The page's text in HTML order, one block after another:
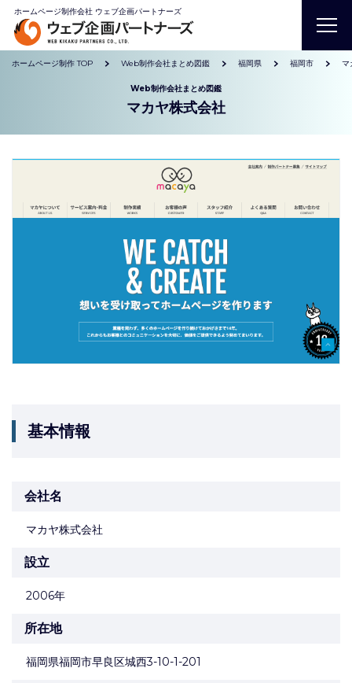
ホームページ制作会社 ウェブ企画パートナーズ
ホームページ制作 TOP Web制作会社まとめ図鑑 福岡県 福岡市 マ
Web制作会社まとめ図鑑
マカヤ株式会社
基本情報
会社名
マカヤ株式会社
設立
2006年
所在地
福岡県福岡市早良区城西3-10-1-201